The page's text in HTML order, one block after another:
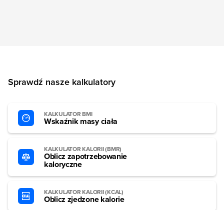
Sprawdź nasze kalkulatory
KALKULATOR BMI
Wskaźnik masy ciała
KALKULATOR KALORII (BMR)
Oblicz zapotrzebowanie
kaloryczne
KALKULATOR KALORII (KCAL)
Oblicz zjedzone kalorie